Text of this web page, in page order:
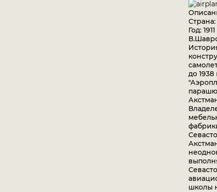
Год: 1911
до 1938
школы